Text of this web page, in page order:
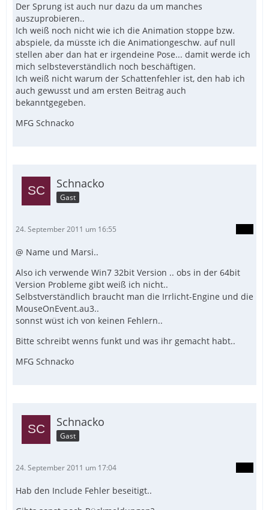
Der Sprung ist auch nur dazu da um manches
auszuprobieren..
Ich weiß noch nicht wie ich die Animation stoppe bzw.
abspiele, da müsste ich die Animationgeschw. auf null
stellen aber dan hat er irgendeine Pose... damit werde ich
mich selbsteverständlich noch beschäftigen.
Ich weiß nicht warum der Schattenfehler ist, den hab ich
auch gewusst und am ersten Beitrag auch
bekanntgegeben.
MFG Schnacko
Schnacko
Gast
24. September 2011 um 16:55
@ Name und Marsi..
Also ich verwende Win7 32bit Version .. obs in der 64bit
Version Probleme gibt weiß ich nicht..
Selbstverständlich braucht man die Irrlicht-Engine und die
MouseOnEvent.au3..
sonnst wüst ich von keinen Fehlern..
Bitte schreibt wenns funkt und was ihr gemacht habt..
MFG Schnacko
Schnacko
Gast
24. September 2011 um 17:04
Hab den Include Fehler beseitigt..